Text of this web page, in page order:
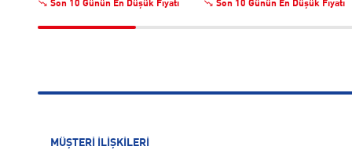
Son 10 Günün En Düşük Fiyatı Son 10 Günün En Düşük Fiyatı
MÜŞTERİ İLİŞKİLERİ